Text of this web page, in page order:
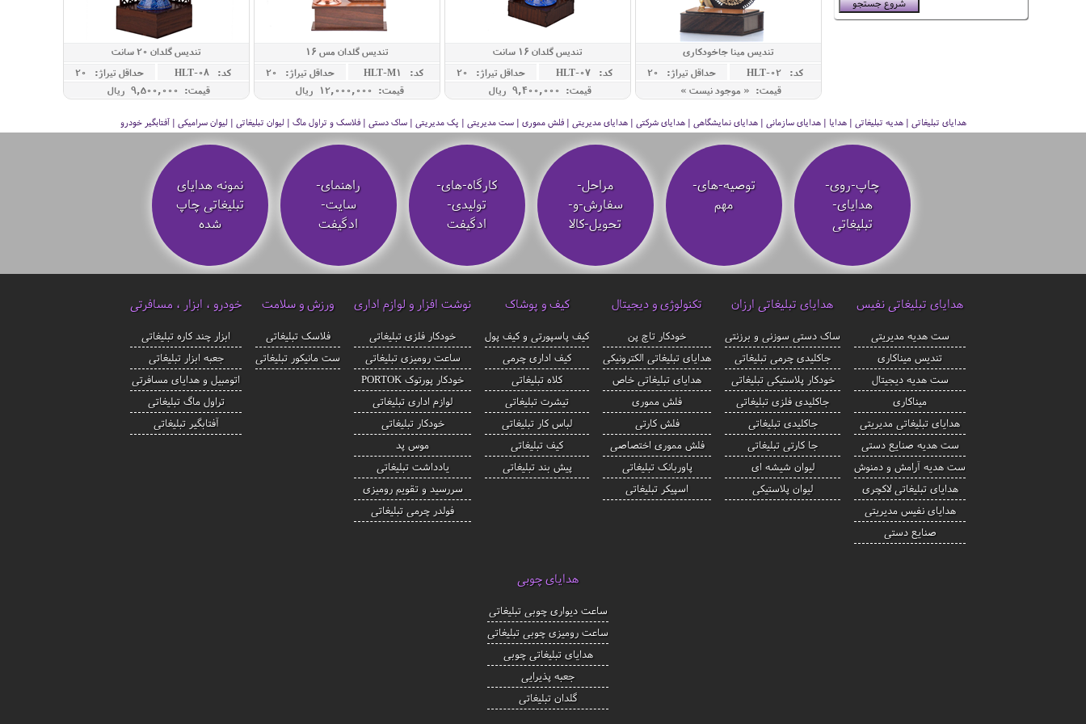
تندیس مینا جاخودکاری
کد: HLT-02
حداقل تيراژ: 20
قیمت: « موجود نیست »
تندیس گلدان 16 سانت
کد: HLT-07
حداقل تيراژ: 20
قیمت: 9,400,000 ريال
تندیس گلدان مس 16
کد: HLT-M1
حداقل تيراژ: 20
قیمت: 12,000,000 ريال
تندیس گلدان 20 سانت
کد: HLT-08
حداقل تيراژ: 20
قیمت: 9,500,000 ريال
هدایای تبلیغاتی | هدیه تبلیغاتی | هدایا | هدایای سازمانی | هدایای نمایشگاهی | هدایای شرکتی | هدایای مدیریتی | فلش مموری | ست مدیریتی | پک مدیریتی | ساک دستی | فلاسک و تراول ماگ | لیوان تبلیغاتی | لیوان سرامیکی | آفتابگیر خودرو
چاپ-روی-
هدایای-
تبلیغاتی
توصیه‌-های-
مهم
مراحل-
سفارش-و-
تحویل-کالا
کارگاه-های-
تولیدی-
ادگیفت
راهنمای-
سایت-
ادگیفت
نمونه هدایای
تبلیغاتی چاپ
شده
هدایای تبلیغاتی نفیس
ست هدیه مدیریتی
تندیس میناکاری
ست هدیه دیجیتال
میناکاری
هدایای تبلیغاتی مدیریتی
ست هدیه صنایع دستی
ست هدیه آرامش و دمنوش
هدایای تبلیغاتی لاکچری
هدایای نفیس مدیریتی
صنایع دستی
هدایای تبلیغاتی ارزان
ساک دستی سوزنی و برزنتی
جاکلیدی چرمی تبلیغاتی
خودکار پلاستیکی تبلیغاتی
جاکلیدی فلزی تبلیغاتی
جاکلیدی تبلیغاتی
جا کارتی تبلیغاتی
لیوان شیشه ای
لیوان پلاستیکی
تکنولوژی و دیجیتال
خودکار تاچ پن
هدایای تبلیغاتی الکترونیکی
هدایای تبلیغاتی خاص
فلش مموری
فلش کارتی
فلش مموری اختصاصی
پاوربانک تبلیغاتی
اسپیکر تبلیغاتی
کیف و پوشاک
کیف پاسپورتی و کیف پول
کیف اداری چرمی
کلاه تبلیغاتی
تیشرت تبلیغاتی
لباس کار تبلیغاتی
کیف تبلیغاتی
پیش بند تبلیغاتی
نوشت افزار و لوازم اداری
خودکار فلزی تبلیغاتی
ساعت رومیزی تبلیغاتی
خودکار پورتوک PORTOK
لوازم اداری تبلیغاتی
خودکار تبلیغاتی
موس پد
یادداشت تبلیغاتی
سررسید و تقویم رومیزی
فولدر چرمی تبلیغاتی
ورزش و سلامت
فلاسک تبلیغاتی
ست مانیکور تبلیغاتی
خودرو ، ابزار ، مسافرتی
ابزار چند کاره تبلیغاتی
جعبه ابزار تبلیغاتی
اتومبیل و هدایای مسافرتی
تراول ماگ تبلیغاتی
آفتابگیر تبلیغاتی
هدایای چوبی
ساعت دیواری چوبی تبلیغاتی
ساعت رومیزی چوبی تبلیغاتی
هدایای تبلیغاتی چوبی
جعبه پذیرایی
گلدان تبلیغاتی